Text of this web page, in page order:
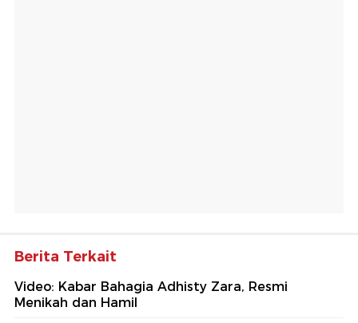
Berita Terkait
Video: Kabar Bahagia Adhisty Zara, Resmi
Menikah dan Hamil